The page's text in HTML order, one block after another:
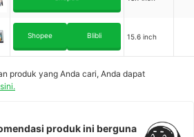
Shopee Blibli 15.6 inch
produk yang Anda cari, Anda dapat
produk ini berguna